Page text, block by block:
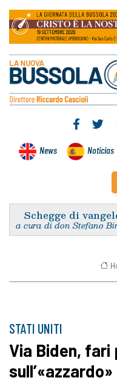
News Noticias
Schegge di
a cura di don Stefano
STATI UNITI
Via Biden, fari